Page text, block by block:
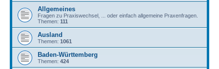
Allgemeines
Fragen zu Praxiswechsel, ... oder einfach allgemeine Praxenfragen.
Themen: 111
Ausland
Themen: 1061
Baden-Württemberg
Themen: 424